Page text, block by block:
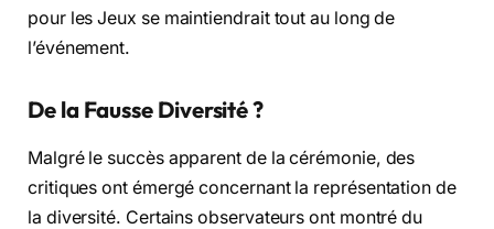
pour les Jeux se maintiendrait tout au long de
l’événement.
De la Fausse Diversité ?
Malgré le succès apparent de la cérémonie, des
critiques ont émergé concernant la représentation de
la diversité. Certains observateurs ont montré du